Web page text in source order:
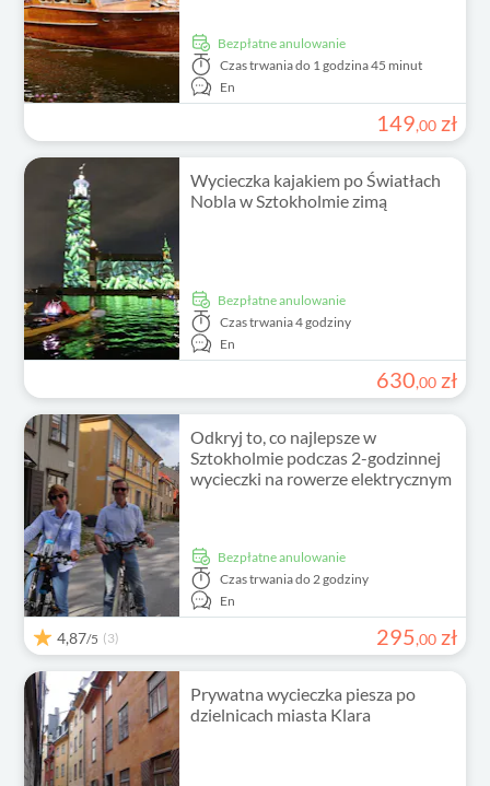
Bezpłatne anulowanie
Czas trwaniado 1 godzina 45 minut
En
149,00 zł
Wycieczka kajakiem po Światłach
Nobla w Sztokholmie zimą
Bezpłatne anulowanie
Czas trwania4 godziny
En
630,00 zł
Odkryj to, co najlepsze w
Sztokholmie podczas 2-godzinnej
wycieczki na rowerze elektrycznym
Bezpłatne anulowanie
Czas trwaniado 2 godziny
En
4,87/5 (3) 295,00 zł
Prywatna wycieczka piesza po
dzielnicach miasta Klara